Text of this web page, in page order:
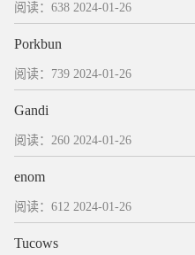
阅读：638 2024-01-26
Porkbun
阅读：739 2024-01-26
Gandi
阅读：260 2024-01-26
enom
阅读：612 2024-01-26
Tucows